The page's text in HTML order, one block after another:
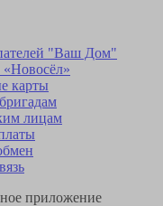
"Ваш Дом"
карты
лицам
приложение